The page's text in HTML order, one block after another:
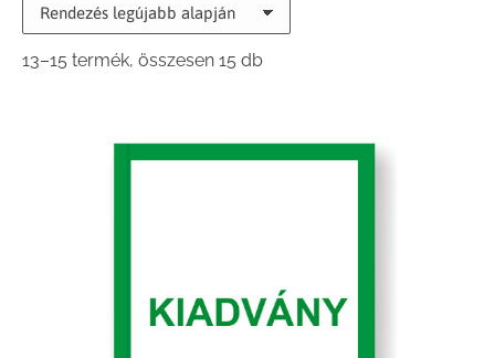
13–15 termék, összesen 15 dbSorted